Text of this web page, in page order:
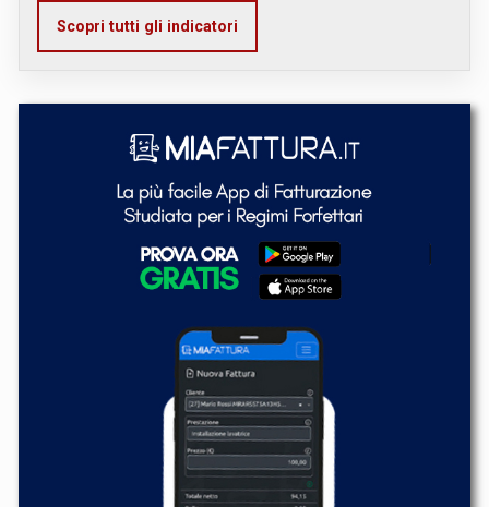
Scopri tutti gli indicatori